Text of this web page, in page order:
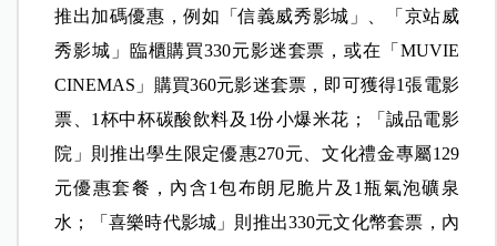
推出加碼優惠，例如「信義威秀影城」、「京站威
秀影城」臨櫃購買330元影迷套票，或在「MUVIE
CINEMAS」購買360元影迷套票，即可獲得1張電影
票、1杯中杯碳酸飲料及1份小爆米花；「誠品電影
院」則推出學生限定優惠270元、文化禮金專屬129
元優惠套餐，內含1包布朗尼脆片及1瓶氣泡礦泉
水；「喜樂時代影城」則推出330元文化幣套票，內